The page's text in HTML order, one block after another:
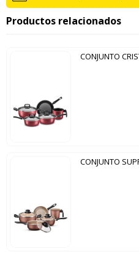
Productos relacionados